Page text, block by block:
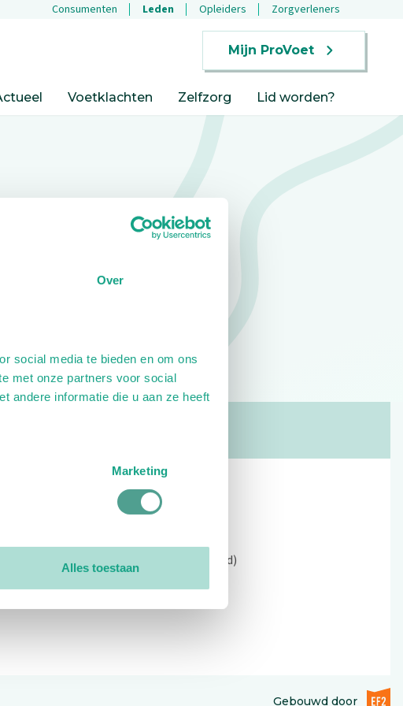
Over
social media te bieden en om ons
met onze partners voor social
andere informatie die u aan ze heeft
Marketing
Alles toestaan
Consumenten Leden Opleiders Zorgverleners
Mijn ProVoet
Voetklachten Zelfzorg Lid worden?
Open: 09:00 - 12:30 (alleen ochtend)
Gebouwd doorEF2